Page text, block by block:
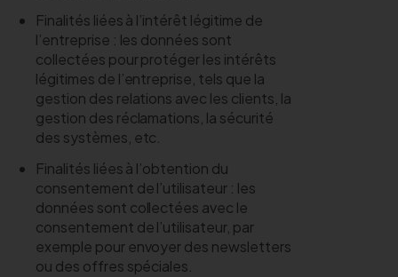
Finalités liées à l’intérêt légitime de
l’entreprise : les données sont
collectées pour protéger les intérêts
légitimes de l’entreprise, tels que la
gestion des relations avec les clients, la
gestion des réclamations, la sécurité
des systèmes, etc.
Finalités liées à l’obtention du
consentement de l’utilisateur : les
données sont collectées avec le
consentement de l’utilisateur, par
exemple pour envoyer des newsletters
ou des offres spéciales.